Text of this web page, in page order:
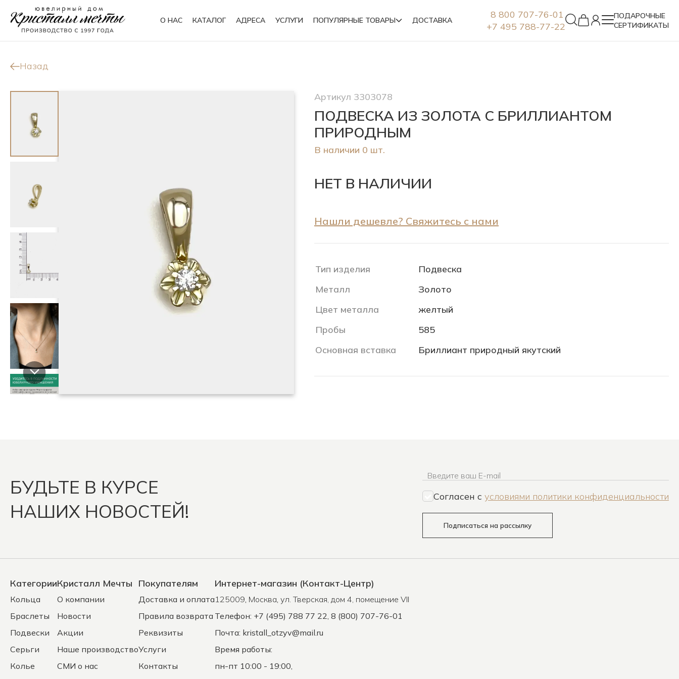
О НАС КАТАЛОГ АДРЕСА УСЛУГИ ПОПУЛЯРНЫЕ ТОВАРЫ ДОСТАВКА
8 800 707-76-01
+7 495 788-77-22
ПОДАРОЧНЫЕ
СЕРТИФИКАТЫ
Кольца
Колье Броши
Назад
Артикул 3303078
ПОДВЕСКА ИЗ ЗОЛОТА С БРИЛЛИАНТОМ
ПРИРОДНЫМ
В наличии 0 шт.
НЕТ В НАЛИЧИИ
Нашли дешевле? Свяжитесь с нами
Тип изделия
Подвеска
Металл
Золото
Цвет металла
желтый
Пробы
585
Основная вставка
Бриллиант природный якутский
БУДЬТЕ В КУРСЕ
НАШИХ НОВОСТЕЙ!
Введите ваш E-mail
Согласен c условиями политики конфиденциальности
Подписаться на рассылку
Категории
Кольца
Браслеты
Подвески
Серьги
Колье
Кристалл Мечты
О компании
Новости
Акции
Наше производство
СМИ о нас
Покупателям
Доставка и оплата
Правила возврата
Реквизиты
Услуги
Контакты
Интернет-магазин (Контакт-Центр)
125009, Москва, ул. Тверская, дом 4, помещение VII
Телефон: +7 (495) 788 77 22, 8 (800) 707-76-01
Почта: kristall_otzyv@mail.ru
Время работы:
пн-пт 10:00 - 19:00,